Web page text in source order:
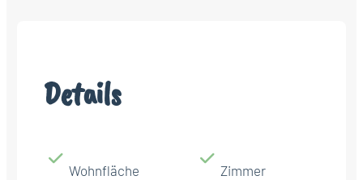
Details
Wohnfläche Zimmer